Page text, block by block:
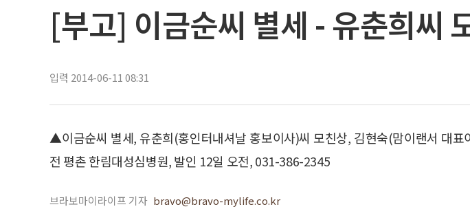
[부고] 이금순씨 별세 - 유춘희씨
입력 2014-06-11 08:31
▲이금순씨 별세, 유춘희(홍인터내셔날 홍보이사)씨 모친상, 김현숙(맘이랜서 대표
전 평촌 한림대성심병원, 발인 12일 오전, 031-386-2345
브라보마이라이프 기자 bravo@bravo-mylife.co.kr